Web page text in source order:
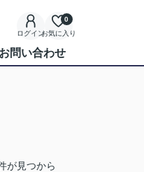
ログインお気に入り
0
お問い合わせ
が見つから